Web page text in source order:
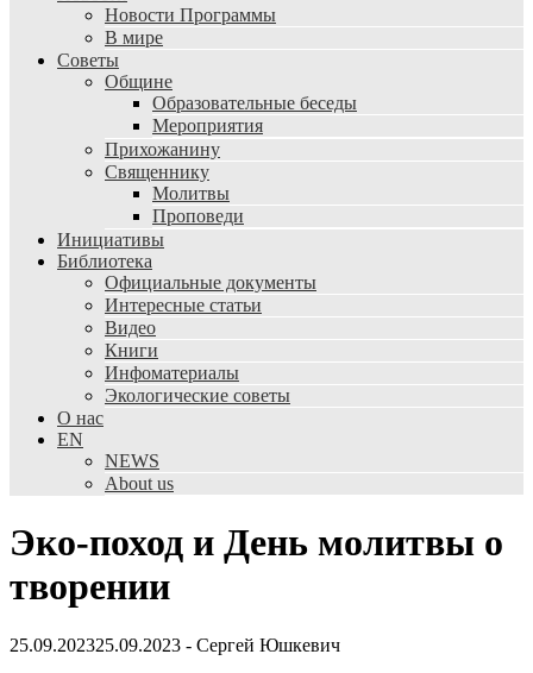
Новости Программы
В мире
Советы
Общине
Образовательные беседы
Мероприятия
Прихожанину
Священнику
Молитвы
Проповеди
Инициативы
Библиотека
Официальные документы
Интересные статьи
Видео
Книги
Инфоматериалы
Экологические советы
О нас
EN
NEWS
About us
Эко-поход и День молитвы о
творении
25.09.202325.09.2023 - Сергей Юшкевич